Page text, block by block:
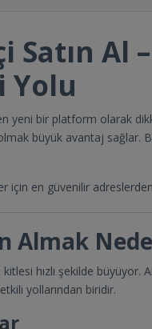
Al
Yolu
yeni bir platform olarak
büyük avantaj sağlar.
için en güvenilir
Almak
hızlı şekilde
yollarından biridir.